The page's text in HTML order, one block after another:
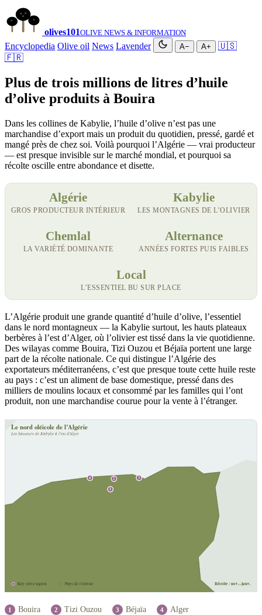
olives101OLIVE NEWS & INFORMATION
Encyclopedia Olive oil News Lavender A− A+
🇺🇸
🇫🇷
Plus de trois millions de litres d’huile
d’olive produits à Bouira
Dans les collines de Kabylie, l’huile d’olive n’est pas une
marchandise d’export mais un produit du quotidien, pressé, gardé et
mangé près de chez soi. Voilà pourquoi l’Algérie — vrai producteur
— est presque invisible sur le marché mondial, et pourquoi sa
récolte oscille entre abondance et disette.
Algérie
GROS PRODUCTEUR INTÉRIEUR
Kabylie
LES MONTAGNES DE L’OLIVIER
Chemlal
LA VARIÉTÉ DOMINANTE
Alternance
ANNÉES FORTES PUIS FAIBLES
Local
L’ESSENTIEL BU SUR PLACE
L’Algérie produit une grande quantité d’huile d’olive, l’essentiel
dans le nord montagneux — la Kabylie surtout, les hauts plateaux
berbères à l’est d’Alger, où l’olivier est tissé dans la vie quotidienne.
Des wilayas comme Bouira, Tizi Ouzou et Béjaïa portent une large
part de la récolte nationale. Ce qui distingue l’Algérie des
exportateurs méditerranéens, c’est que presque toute cette huile reste
au pays : c’est un aliment de base domestique, pressé dans des
milliers de moulins locaux et consommé par les familles qui l’ont
produit, non une marchandise courue pour la vente à l’étranger.
1
2 3
4
Le nord oléicole de l’Algérie
Les hauteurs de Kabylie à l’est d’Alger
Key olive region Pays de l’olivier Récolte : nov.–janv.
1 Bouira 2 Tizi Ouzou 3 Béjaïa 4 Alger